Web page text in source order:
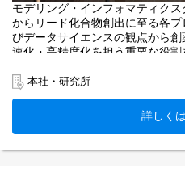
モデリング・インフォマティク
からリード化合物創出に至る各
びデータサイエンスの観点から
速化・高精度化を担う重要な役
先端のインフォマティクス技術
創薬研究の意思決定を支える中
科学の力で新たな医薬品の創出
本社・研究所
詳しく